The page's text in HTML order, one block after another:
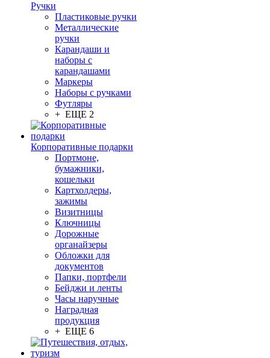
Ручки
Пластиковые ручки
Металлические
ручки
Карандаши и
наборы с
карандашами
Маркеры
Наборы с ручками
Футляры
+ ЕЩЕ 2
Корпоративные подарки
Портмоне,
бумажники,
кошельки
Картхолдеры,
зажимы
Визитницы
Ключницы
Дорожные
органайзеры
Обложки для
документов
Папки, портфели
Бейджи и ленты
Часы наручные
Наградная
продукция
+ ЕЩЕ 6